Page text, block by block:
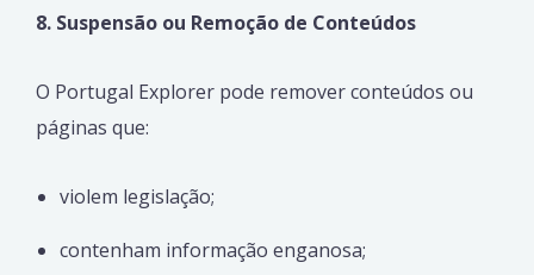
8. Suspensão ou Remoção de Conteúdos
O Portugal Explorer pode remover conteúdos ou
páginas que:
violem legislação;
contenham informação enganosa;